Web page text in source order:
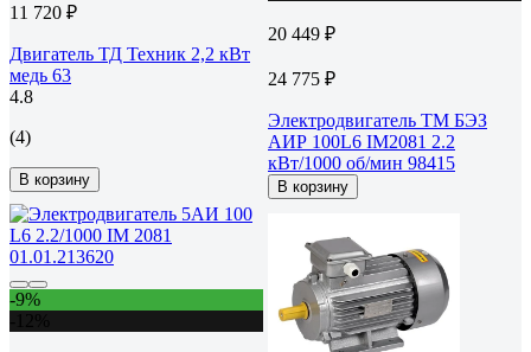
11 720 ₽
Двигатель ТД Техник 2,2 кВт
медь 63
4.8
(4)
В корзину
20 449 ₽
24 775 ₽
Электродвигатель ТМ БЭЗ
АИР 100L6 IM2081 2.2
кВт/1000 об/мин 98415
В корзину
-9%